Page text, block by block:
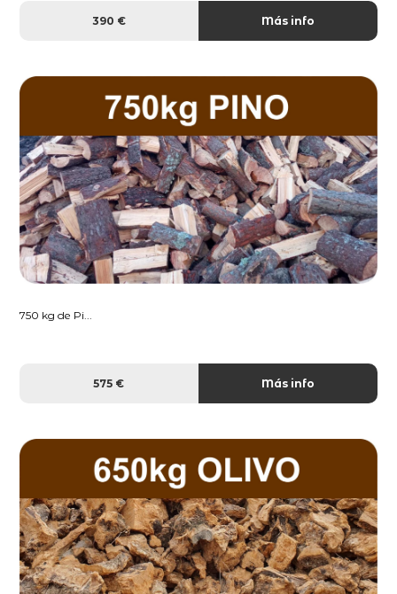
390 € Más info
750 kg de Pi...
575 € Más info